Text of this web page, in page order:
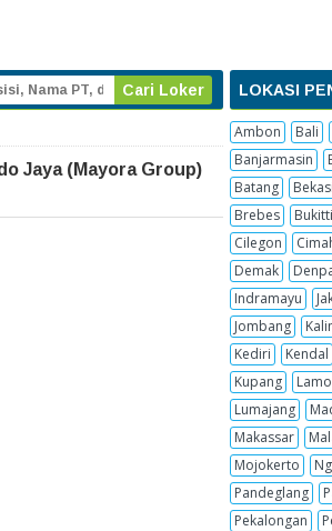
Jaya (Mayora Group)
LOKASI
Ambon
Bali
Banjarmasin
Batang
Brebes
Cilegon
Demak
Indramayu
Jombang
Kediri
Kendal
Kupang
Lumajang
Makassar
Mojokerto
Pandeglang
Pekalongan